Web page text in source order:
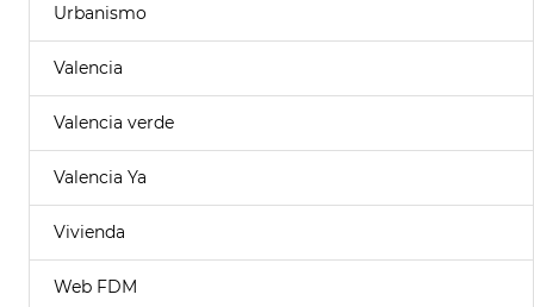
Urbanismo
Valencia
Valencia verde
Valencia Ya
Vivienda
Web FDM